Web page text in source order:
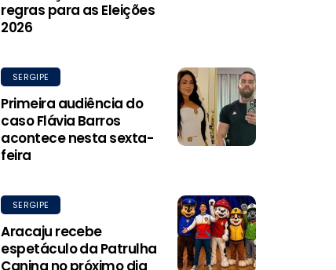
regras para as Eleições
2026
SERGIPE
Primeira audiência do
caso Flávia Barros
acontece nesta sexta-
feira
SERGIPE
Aracaju recebe
espetáculo da Patrulha
Canina no próximo dia